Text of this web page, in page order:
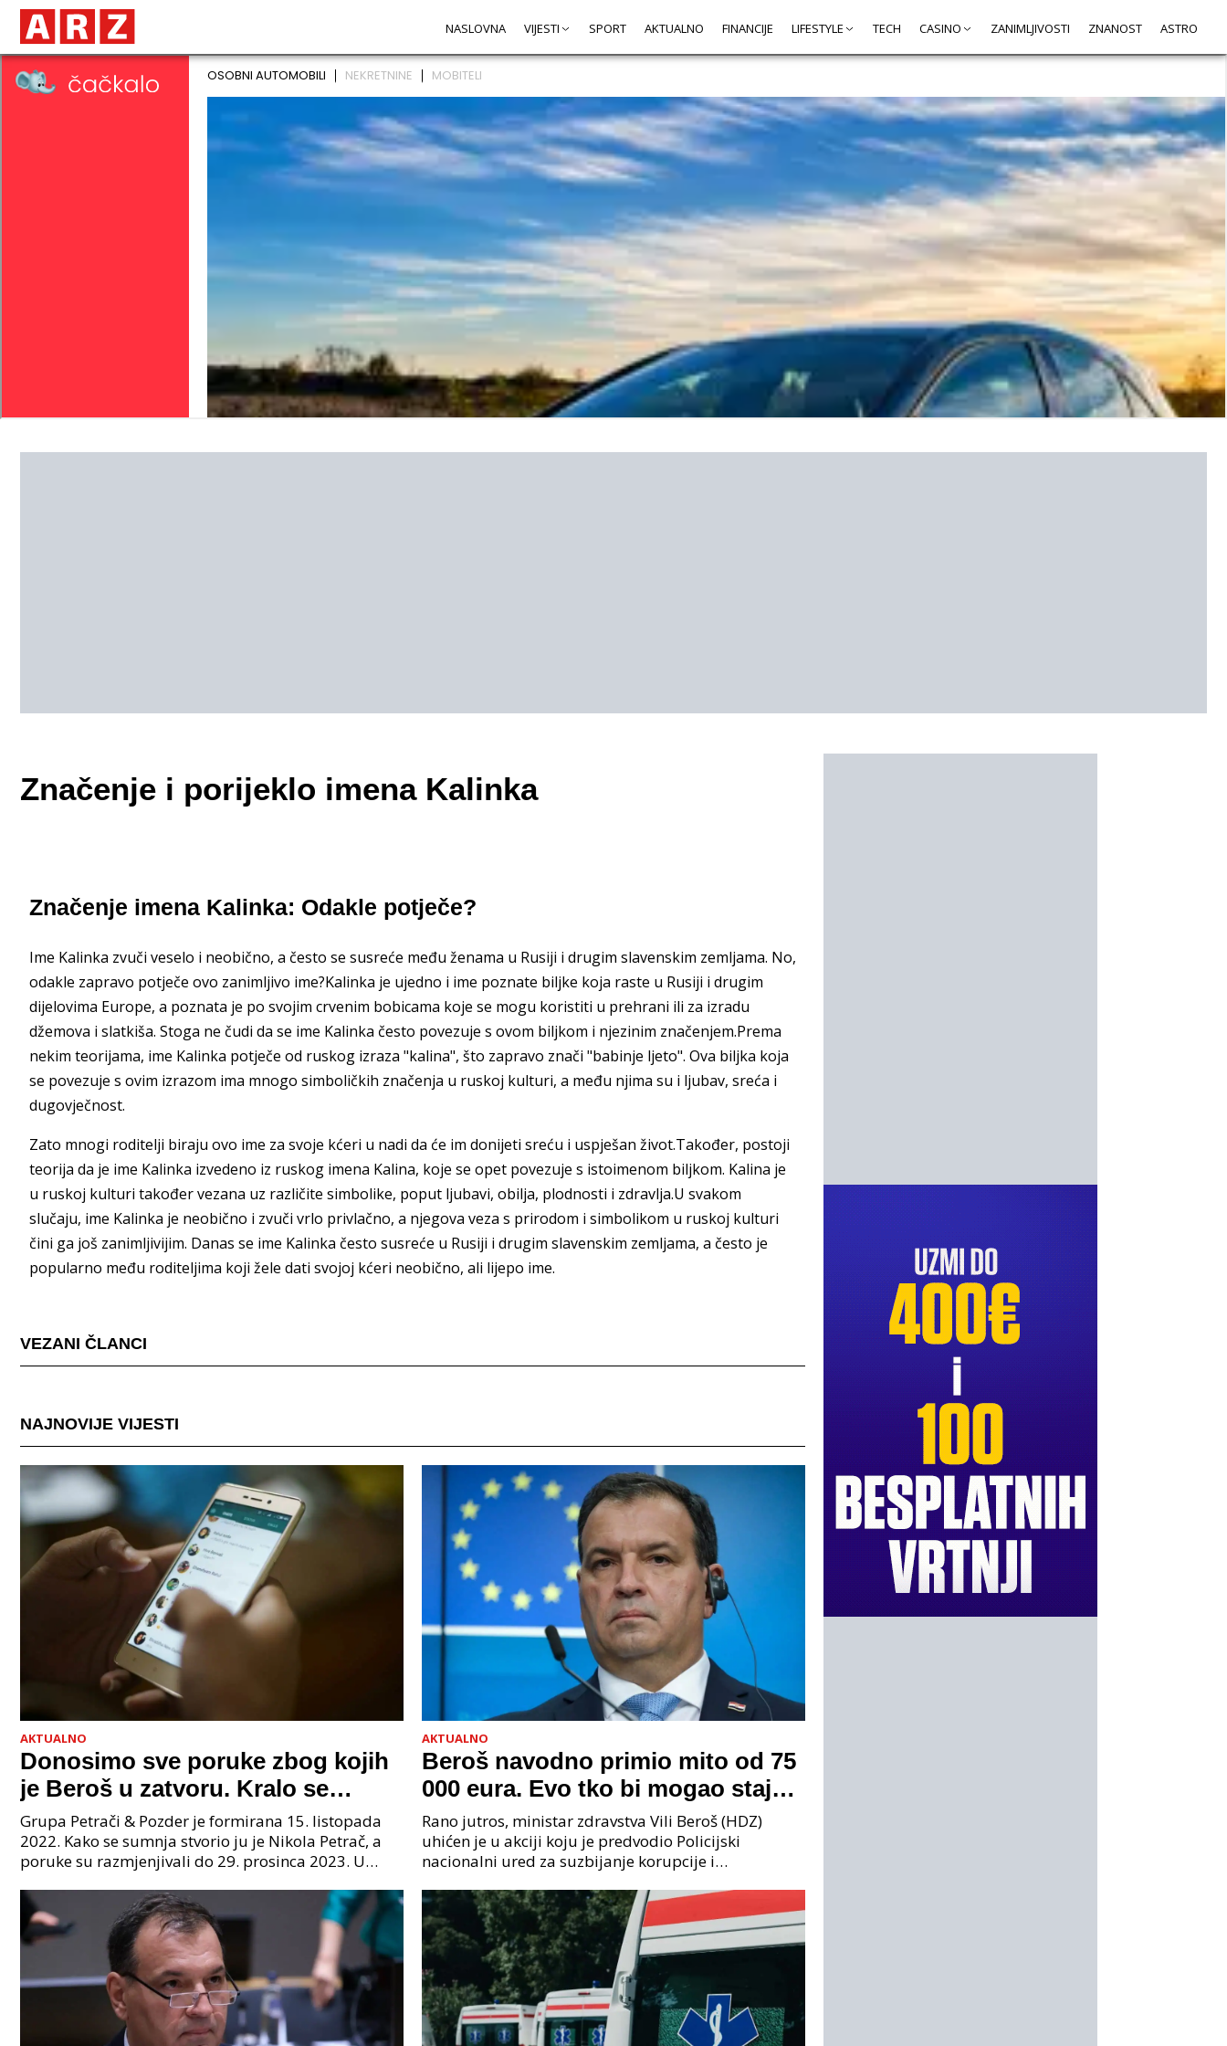
NASLOVNA VIJESTI SPORT AKTUALNO FINANCIJE LIFESTYLE TECH CASINO ZANIMLJIVOSTI ZNANOST ASTRO
Značenje i porijeklo imena Kalinka
Značenje imena Kalinka: Odakle potječe?
Ime Kalinka zvuči veselo i neobično, a često se susreće među ženama u Rusiji i drugim slavenskim zemljama. No,
odakle zapravo potječe ovo zanimljivo ime?Kalinka je ujedno i ime poznate biljke koja raste u Rusiji i drugim
dijelovima Europe, a poznata je po svojim crvenim bobicama koje se mogu koristiti u prehrani ili za izradu
džemova i slatkiša. Stoga ne čudi da se ime Kalinka često povezuje s ovom biljkom i njezinim značenjem.Prema
nekim teorijama, ime Kalinka potječe od ruskog izraza "kalina", što zapravo znači "babinje ljeto". Ova biljka koja
se povezuje s ovim izrazom ima mnogo simboličkih značenja u ruskoj kulturi, a među njima su i ljubav, sreća i
dugovječnost.
Zato mnogi roditelji biraju ovo ime za svoje kćeri u nadi da će im donijeti sreću i uspješan život.Također, postoji
teorija da je ime Kalinka izvedeno iz ruskog imena Kalina, koje se opet povezuje s istoimenom biljkom. Kalina je
u ruskoj kulturi također vezana uz različite simbolike, poput ljubavi, obilja, plodnosti i zdravlja.U svakom
slučaju, ime Kalinka je neobično i zvuči vrlo privlačno, a njegova veza s prirodom i simbolikom u ruskoj kulturi
čini ga još zanimljivijim. Danas se ime Kalinka često susreće u Rusiji i drugim slavenskim zemljama, a često je
popularno među roditeljima koji žele dati svojoj kćeri neobično, ali lijepo ime.
VEZANI ČLANCI
NAJNOVIJE VIJESTI
AKTUALNO
Donosimo sve poruke zbog kojih
je Beroš u zatvoru. Kralo se
godinama. Tko će iz vlade biti
sljedeći uhićen?
Grupa Petrači & Pozder je formirana 15. listopada
2022. Kako se sumnja stvorio ju je Nikola Petrač, a
poruke su razmjenjivali do 29. prosinca 2023. U
AKTUALNO
Beroš navodno primio mito od 75
000 eura. Evo tko bi mogao stajati
na čelu zločinačkog udruženja
Rano jutros, ministar zdravstva Vili Beroš (HDZ)
uhićen je u akciji koju je predvodio Policijski
nacionalni ured za suzbijanje korupcije i
priopćenju USKOK